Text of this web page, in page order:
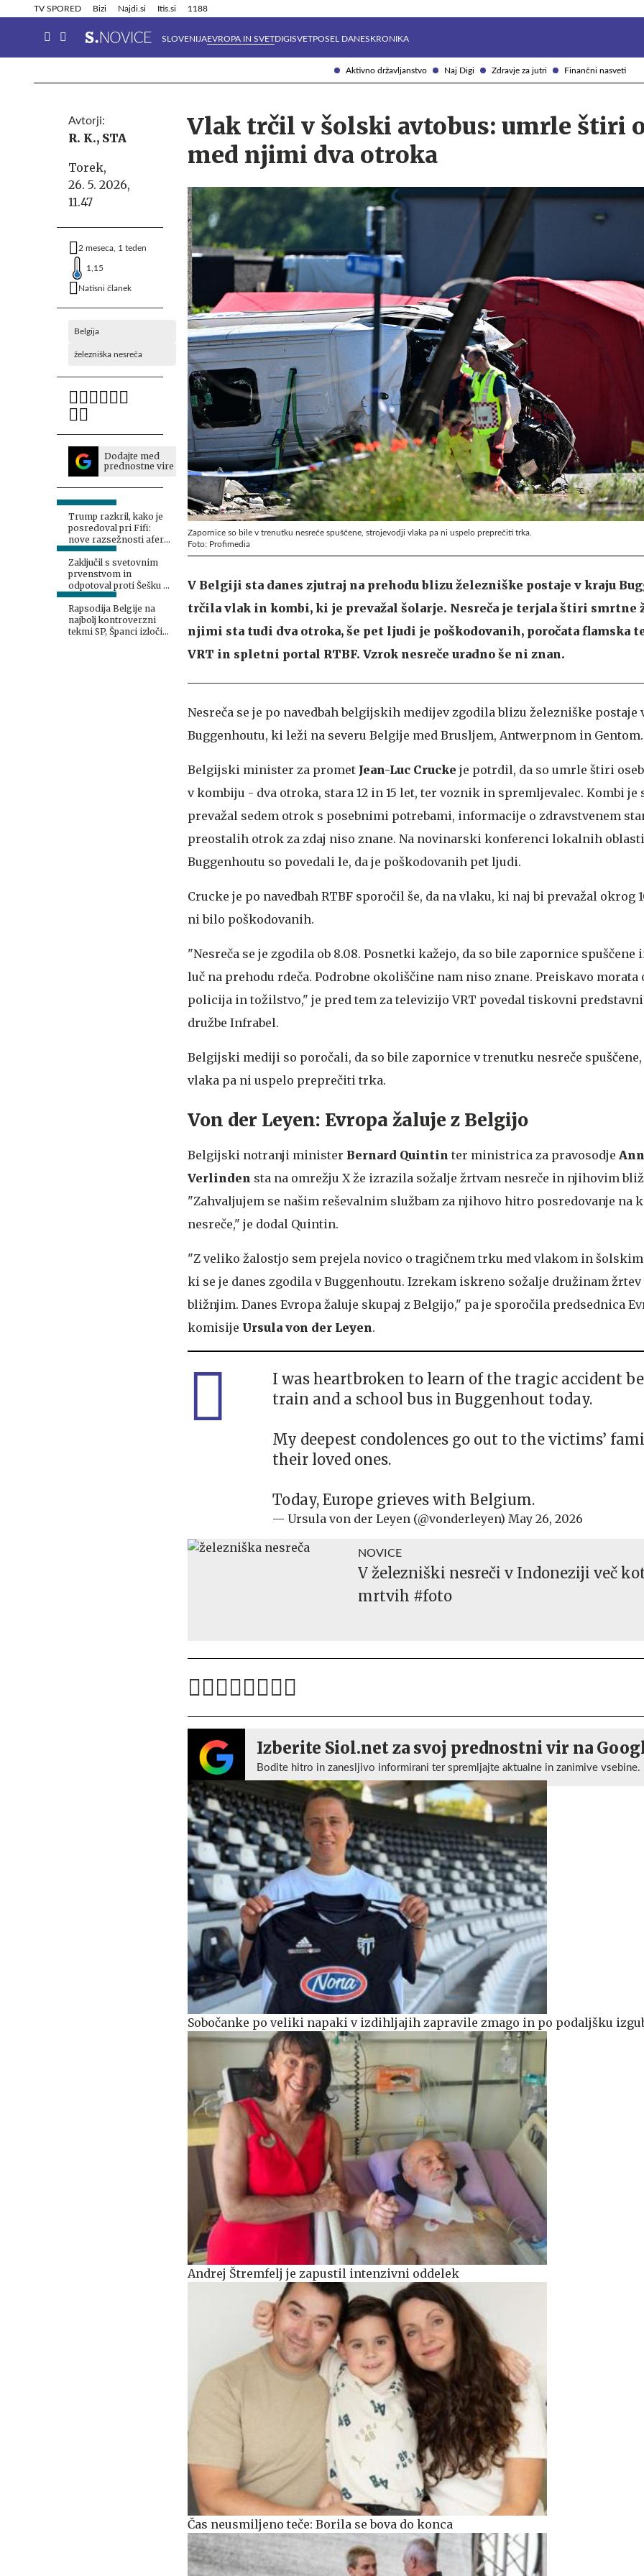
Aktivno državljanstvo Naj Digi Zdravje za jutri Finančni nasveti
TV SPORED Bizi Najdi.si Itis.si 1188
SLOVENIJAEVROPA IN SVETDIGISVETPOSEL DANESKRONIKA
Info in obvestila Tehnik
Avtorji:
R. K., STA
Torek,
26. 5. 2026,
11.47
2 meseca, 1 teden
1,15
Natisni članek
Belgija
železniška nesreča
Dodajte med
prednostne vire
Trump razkril, kako je
posredoval pri Fifi:
nove razsežnosti afere
na SP
Zaključil s svetovnim
prvenstvom in
odpotoval proti Šešku v
Manchester
Rapsodija Belgije na
najbolj kontroverzni
tekmi SP, Španci izločili
Vlak trčil v šolski avtobus: umrle štiri
med njimi dva otroka
Zapornice so bile v trenutku nesreče spuščene, strojevodji vlaka pa ni uspelo preprečiti trka.
Foto: Profimedia
V Belgiji sta danes zjutraj na prehodu blizu železniške postaje v kraju
trčila vlak in kombi, ki je prevažal šolarje. Nesreča je terjala štiri smrtne
njimi sta tudi dva otroka, še pet ljudi je poškodovanih, poročata flamska
VRT in spletni portal RTBF. Vzrok nesreče uradno še ni znan.
Nesreča se je po navedbah belgijskih medijev zgodila blizu železniške postaje
Buggenhoutu, ki leži na severu Belgije med Brusljem, Antwerpnom in Gentom.
Belgijski minister za promet Jean-Luc Crucke je potrdil, da so umrle štiri
v kombiju - dva otroka, stara 12 in 15 let, ter voznik in spremljevalec. Kombi je
prevažal sedem otrok s posebnimi potrebami, informacije o zdravstvenem
preostalih otrok za zdaj niso znane. Na novinarski konferenci lokalnih
Buggenhoutu so povedali le, da je poškodovanih pet ljudi.
Crucke je po navedbah RTBF sporočil še, da na vlaku, ki naj bi prevažal okrog
ni bilo poškodovanih.
"Nesreča se je zgodila ob 8.08. Posnetki kažejo, da so bile zapornice spuščene
luč na prehodu rdeča. Podrobne okoliščine nam niso znane. Preiskavo
policija in tožilstvo," je pred tem za televizijo VRT povedal tiskovni
družbe Infrabel.
Belgijski mediji so poročali, da so bile zapornice v trenutku nesreče
vlaka pa ni uspelo preprečiti trka.
Von der Leyen: Evropa žaluje z Belgijo
Belgijski notranji minister Bernard Quintin ter ministrica za pravosodje
Verlinden sta na omrežju X že izrazila sožalje žrtvam nesreče in njihovim
"Zahvaljujem se našim reševalnim službam za njihovo hitro posredovanje na
nesreče," je dodal Quintin.
"Z veliko žalostjo sem prejela novico o tragičnem trku med vlakom in šolskim
ki se je danes zgodila v Buggenhoutu. Izrekam iskreno sožalje družinam
bližnjim. Danes Evropa žaluje skupaj z Belgijo," pa je sporočila predsednica
komisije Ursula von der Leyen.
I was heartbroken to learn of the tragic accident
train and a school bus in Buggenhout today.
My deepest condolences go out to the victims’
their loved ones.
Today, Europe grieves with Belgium.
— Ursula von der Leyen (@vonderleyen) May 26, 2026
NOVICE
V železniški nesreči v Indoneziji več
mrtvih #foto
Izberite Siol.net za svoj prednostni vir na
Bodite hitro in zanesljivo informirani ter spremljajte aktualne in zanimive vsebine.
Sobočanke po veliki napaki v izdihljajih zapravile zmago in po podaljšku
Andrej Štremfelj je zapustil intenzivni oddelek
Čas neusmiljeno teče: Borila se bova do konca